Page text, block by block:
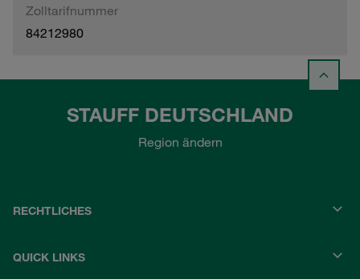
Zolltarifnummer
84212980
STAUFF DEUTSCHLAND
Region ändern
RECHTLICHES
QUICK LINKS